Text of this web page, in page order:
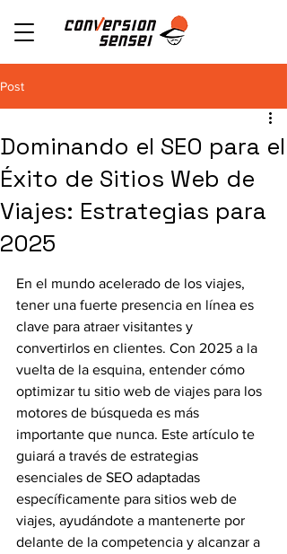
Post
Dominando el SEO para el
Éxito de Sitios Web de
Viajes: Estrategias para
2025
En el mundo acelerado de los viajes,
tener una fuerte presencia en línea es
clave para atraer visitantes y
convertirlos en clientes. Con 2025 a la
vuelta de la esquina, entender cómo
optimizar tu sitio web de viajes para los
motores de búsqueda es más
importante que nunca. Este artículo te
guiará a través de estrategias
esenciales de SEO adaptadas
específicamente para sitios web de
viajes, ayudándote a mantenerte por
delante de la competencia y alcanzar a